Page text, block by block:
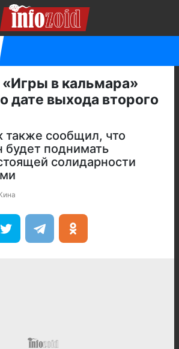
в кальмара»
дате выхода второго
также сообщил, что
будет поднимать
солидарности